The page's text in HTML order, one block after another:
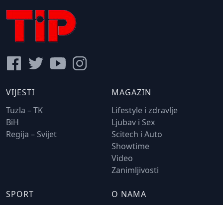
VIJESTI
Tuzla – TK
BiH
Regija – Svijet
MAGAZIN
Lifestyle i zdravlje
Ljubav i Sex
Scitech i Auto
Showtime
Video
Zanimljivosti
SPORT O NAMA